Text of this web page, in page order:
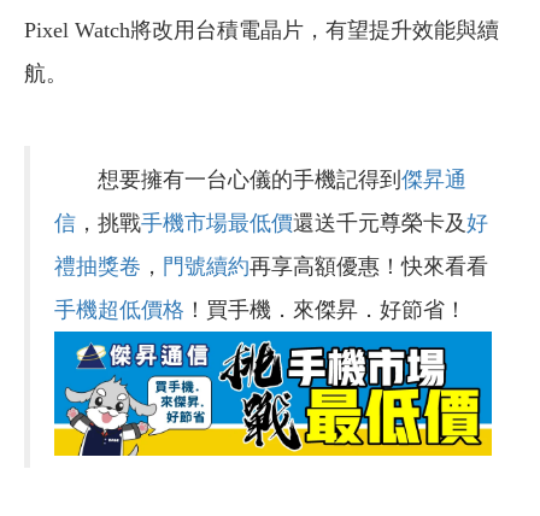
Pixel Watch將改用台積電晶片，有望提升效能與續
航。
想要擁有一台心儀的手機記得到 傑昇通
信 ，挑戰手機市場最低價還送千元尊榮卡及好
禮抽獎卷 ， 門號續約再享高額優惠！快來看看
手機超低價格 ！買手機．來傑昇．好節省！